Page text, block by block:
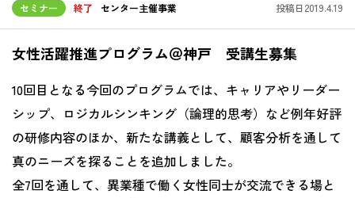
セミナー 終了 センター主催事業 投稿日2019.4.19
女性活躍推進プログラム＠神戸 受講生募集
10回目となる今回のプログラムでは、キャリアやリーダー
シップ、ロジカルシンキング（論理的思考）など例年好評
の研修内容のほか、新たな講義として、顧客分析を通して
真のニーズを探ることを追加しました。
全7回を通して、異業種で働く女性同士が交流できる場と